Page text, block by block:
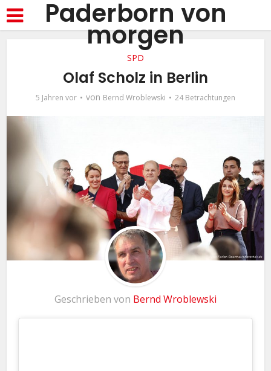
Paderborn von
morgen
SPD
Olaf Scholz in Berlin
5 Jahren vor von Bernd Wroblewski 24 Betrachtungen
Geschrieben von Bernd Wroblewski